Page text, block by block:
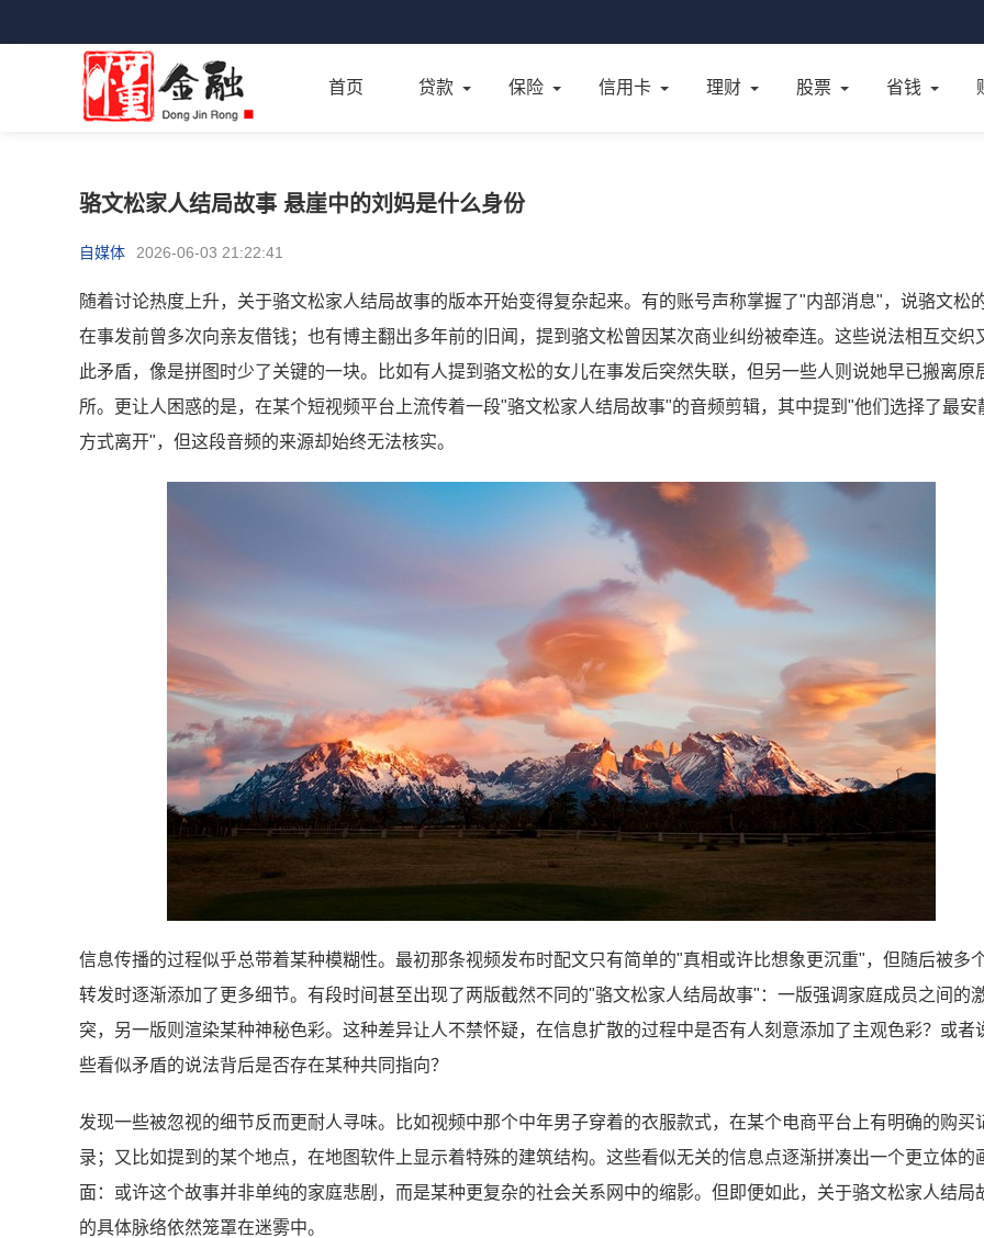
首页 贷款 保险 信用卡 理财 股票 省钱
骆文松家人结局故事 悬崖中的刘妈是什么身份
自媒体 2026-06-03 21:22:41
随着讨论热度上升，关于骆文松家人结局故事的版本开始变得复杂起来。有的账号声称掌握了"内部消息"，说骆文松
在事发前曾多次向亲友借钱；也有博主翻出多年前的旧闻，提到骆文松曾因某次商业纠纷被牵连。这些说法相互交织
此矛盾，像是拼图时少了关键的一块。比如有人提到骆文松的女儿在事发后突然失联，但另一些人则说她早已搬离原
所。更让人困惑的是，在某个短视频平台上流传着一段"骆文松家人结局故事"的音频剪辑，其中提到"他们选择了最安
方式离开"，但这段音频的来源却始终无法核实。
信息传播的过程似乎总带着某种模糊性。最初那条视频发布时配文只有简单的"真相或许比想象更沉重"，但随后被多
转发时逐渐添加了更多细节。有段时间甚至出现了两版截然不同的"骆文松家人结局故事"：一版强调家庭成员之间的
突，另一版则渲染某种神秘色彩。这种差异让人不禁怀疑，在信息扩散的过程中是否有人刻意添加了主观色彩？或者
些看似矛盾的说法背后是否存在某种共同指向？
发现一些被忽视的细节反而更耐人寻味。比如视频中那个中年男子穿着的衣服款式，在某个电商平台上有明确的购买
录；又比如提到的某个地点，在地图软件上显示着特殊的建筑结构。这些看似无关的信息点逐渐拼凑出一个更立体的
面：或许这个故事并非单纯的家庭悲剧，而是某种更复杂的社会关系网中的缩影。但即便如此，关于骆文松家人结局
的具体脉络依然笼罩在迷雾中。